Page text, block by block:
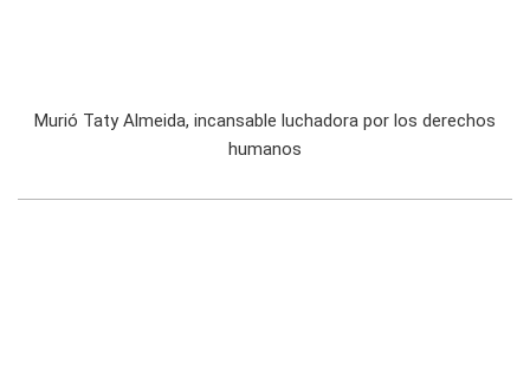
Murió Taty Almeida, incansable luchadora por los derechos
humanos